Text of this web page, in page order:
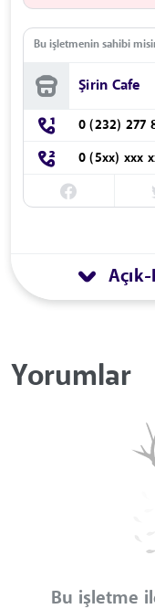
Bu işletmenin sahibi
Şirin Cafe
0 (232) 277
0 (5xx) xxx
Açık-
Yorumlar
Bu işletme